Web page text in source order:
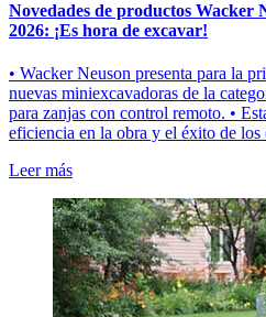
Novedades de productos Wacker
2026: ¡Es hora de excavar!
• Wacker Neuson presenta para la
nuevas miniexcavadoras de la
para zanjas con control remoto. •
eficiencia en la obra y el éxito de los
Leer más